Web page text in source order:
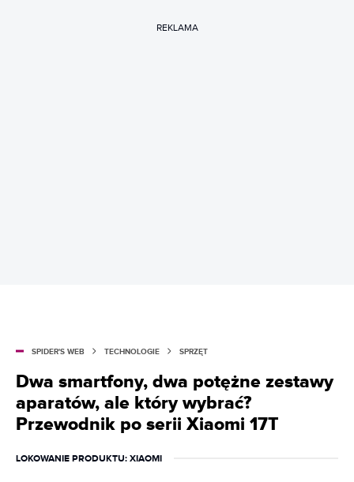
REKLAMA
SPIDER'S WEB TECHNOLOGIE SPRZĘT
Dwa smartfony, dwa potężne zestawy
aparatów, ale który wybrać?
Przewodnik po serii Xiaomi 17T
LOKOWANIE PRODUKTU: XIAOMI